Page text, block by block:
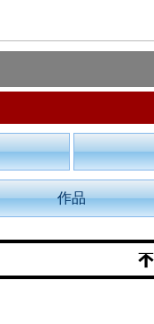
作品